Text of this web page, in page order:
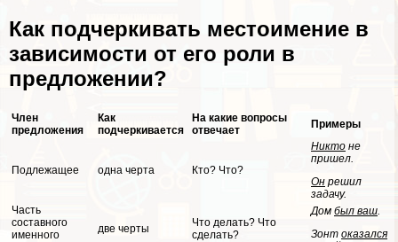
Как подчеркивать местоимение в
зависимости от его роли в
предложении?
Члeн
предложения
Как
подчеркивается
На какие вопросы
отвечает
Примеры
Подлежащее одна черта Кто? Что?
Никто не
пришел.
Он решил
задачу.
Часть
составного
именного
две черты
Что делать? Что
сделать?
Дом был ваш.
Зонт оказался